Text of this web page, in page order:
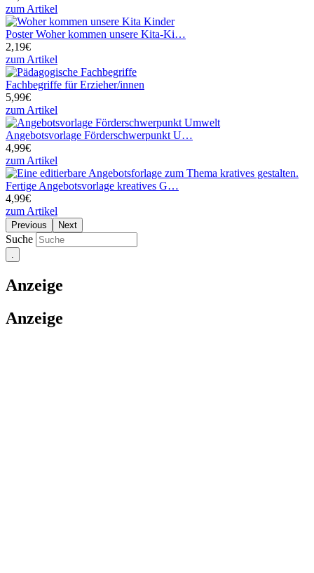
zum Artikel
Poster Woher kommen unsere Kita-Ki…
2,19€
zum Artikel
Fachbegriffe für Erzieher/innen
5,99€
zum Artikel
Angebotsvorlage Förderschwerpunkt U…
4,99€
zum Artikel
Fertige Angebotsvorlage kreatives G…
4,99€
zum Artikel
Previous Next
Suche
Anzeige
Anzeige